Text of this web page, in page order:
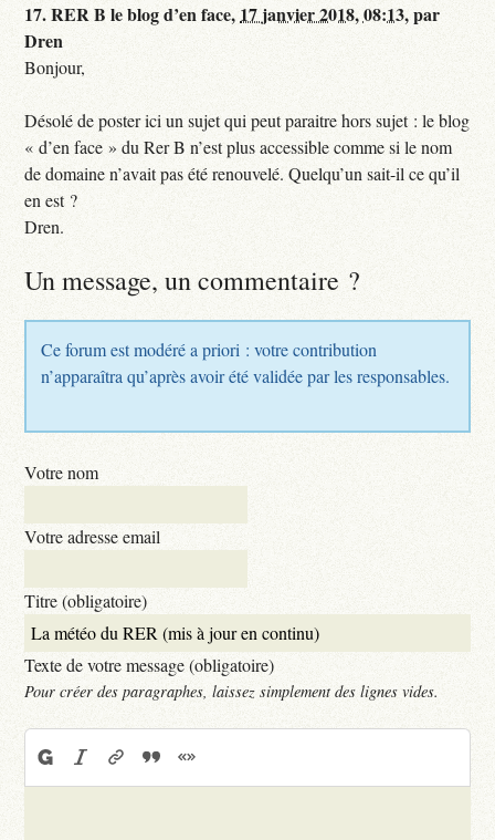
17.RER B le blog d’en face, 17 janvier 2018, 08:13,par
Dren
Bonjour,
Désolé de poster ici un sujet qui peut paraitre hors sujet : le blog
« d’en face » du Rer B n’est plus accessible comme si le nom
de domaine n’avait pas été renouvelé. Quelqu’un sait-il ce qu’il
en est ?
Dren.
Un message, un commentaire ?
Ce forum est modéré a priori : votre contribution
n’apparaîtra qu’après avoir été validée par les responsables.
Votre nom
Votre adresse email
Titre (obligatoire)
Texte de votre message (obligatoire)
Pour créer des paragraphes, laissez simplement des lignes vides.